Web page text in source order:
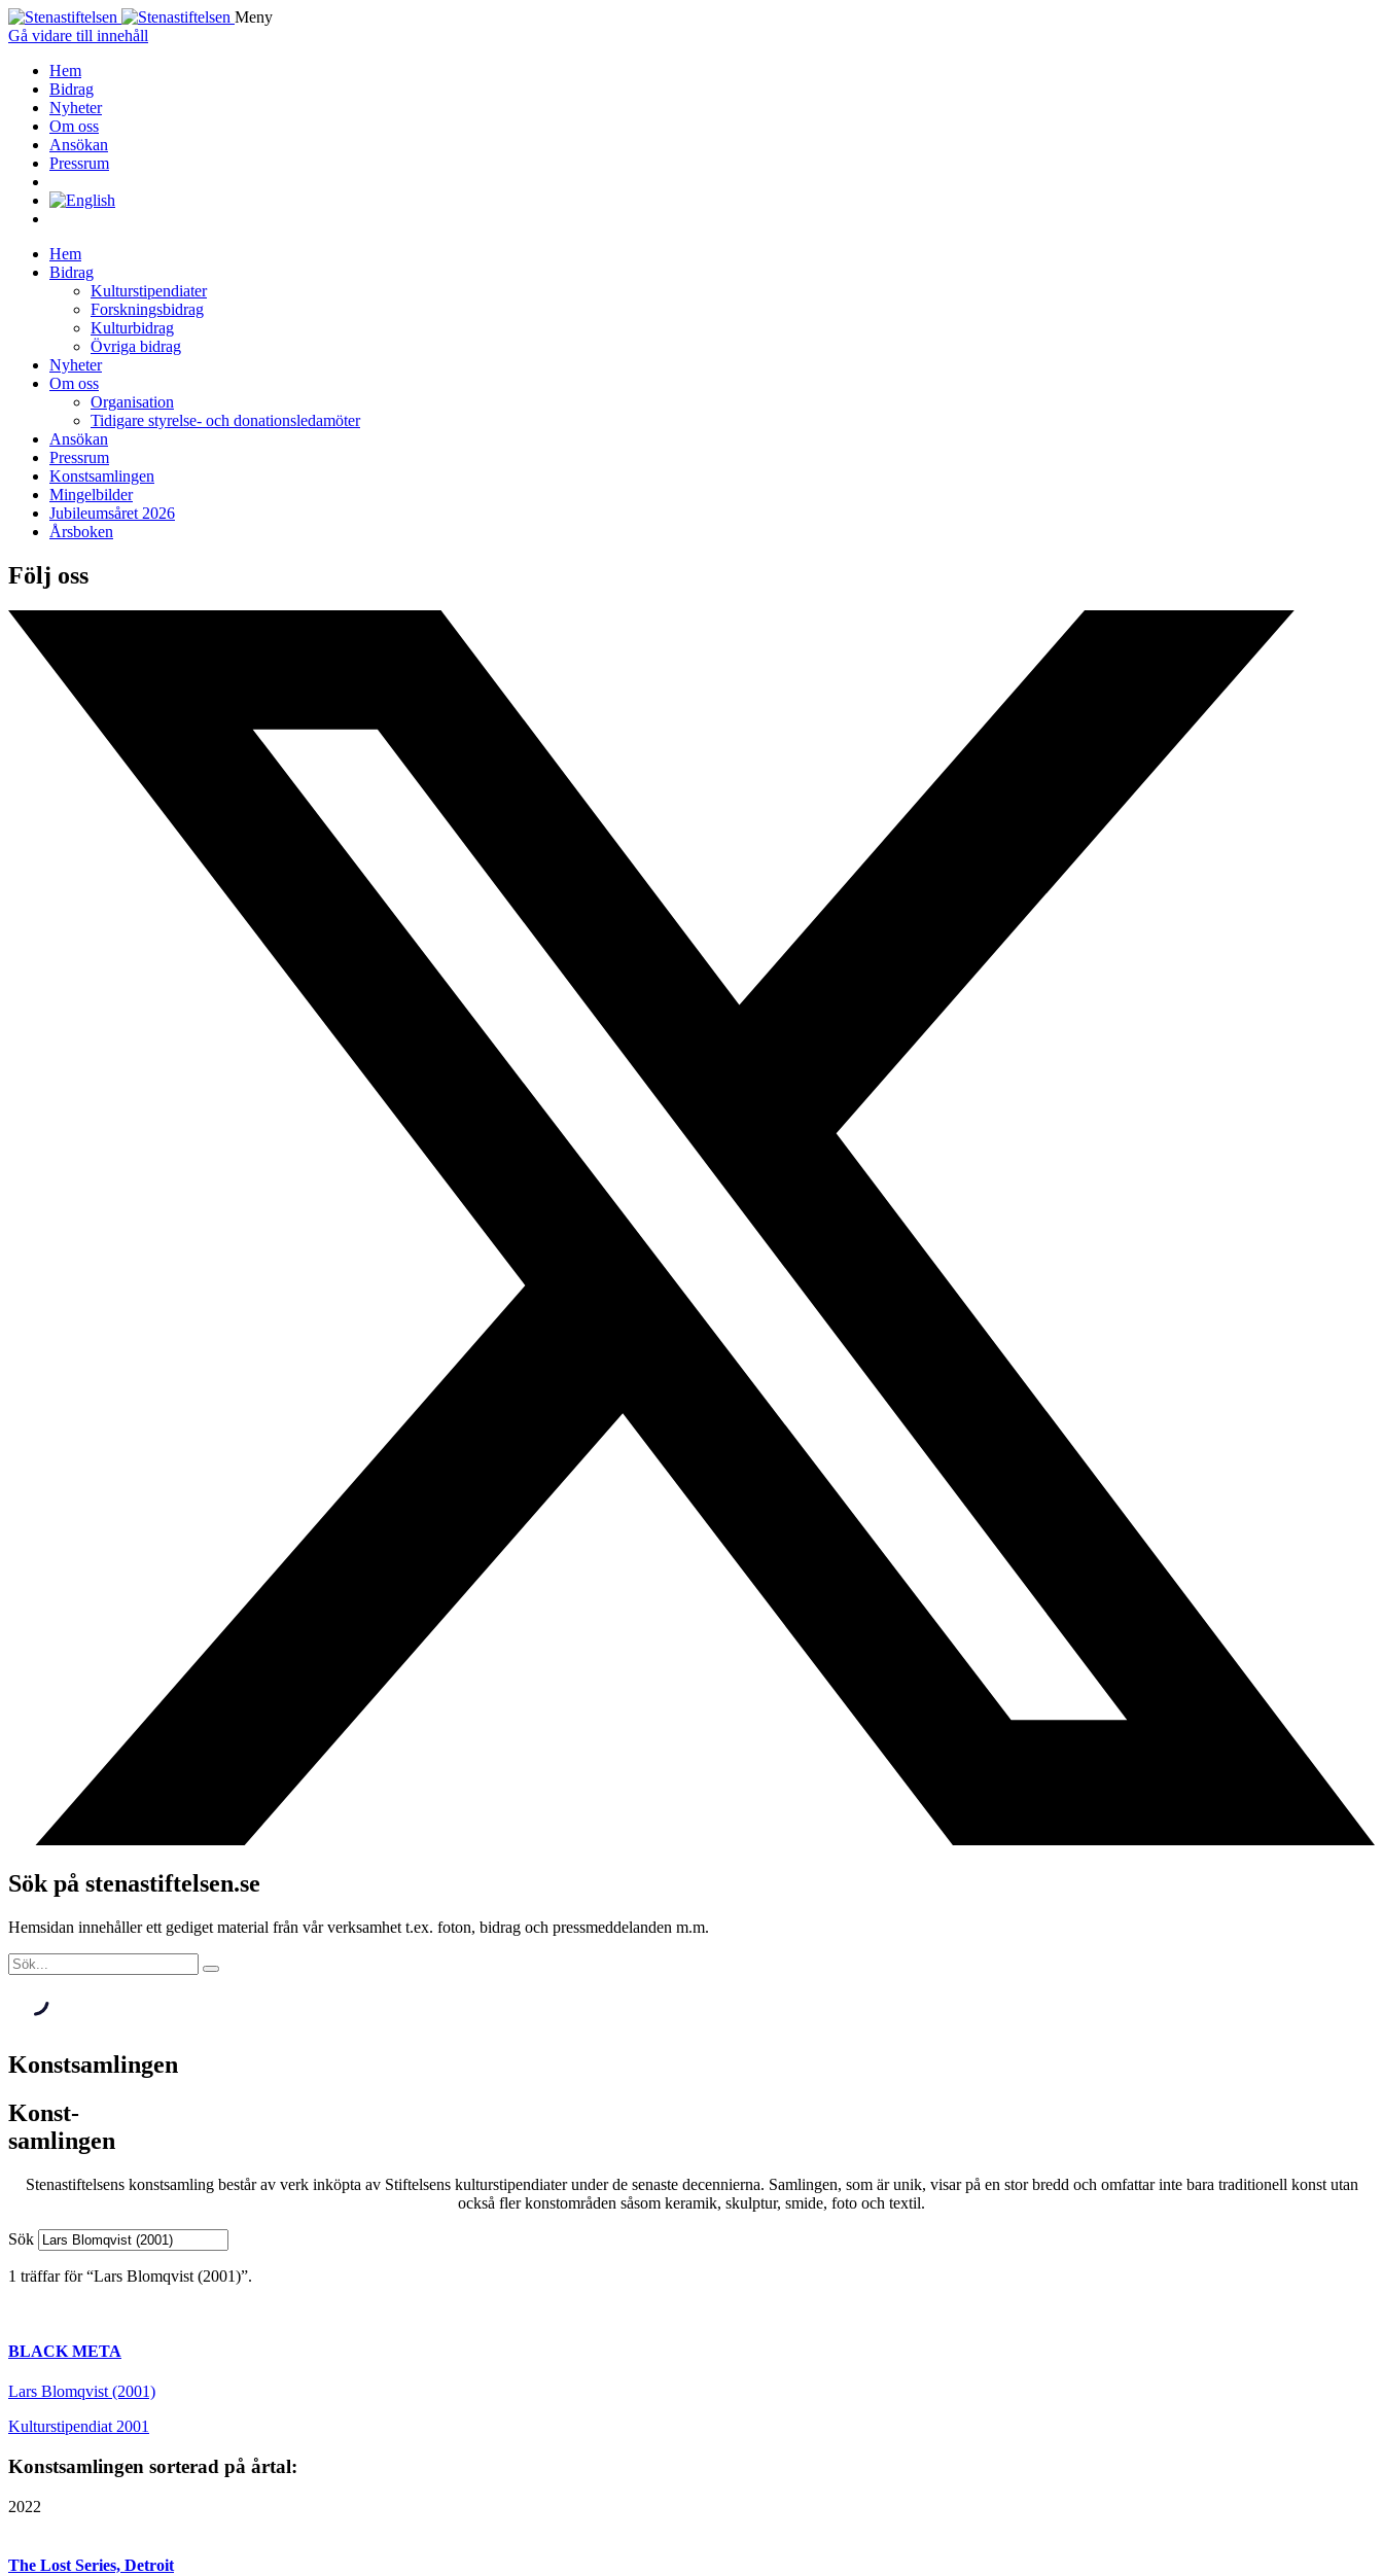
Meny
Gå vidare till innehåll
Hem
Bidrag
Nyheter
Om oss
Ansökan
Pressrum
Hem
Bidrag
Kulturstipendiater
Forskningsbidrag
Kulturbidrag
Övriga bidrag
Nyheter
Om oss
Organisation
Tidigare styrelse- och donationsledamöter
Ansökan
Pressrum
Konstsamlingen
Mingelbilder
Jubileumsåret 2026
Årsboken
Följ oss
Sök på stenastiftelsen.se
Hemsidan innehåller ett gediget material från vår verksamhet t.ex. foton, bidrag och pressmeddelanden m.m.
Konstsamlingen
Konst-
samlingen
Stenastiftelsens konstsamling består av verk inköpta av Stiftelsens kulturstipendiater under de senaste decennierna. Samlingen, som är unik, visar på en stor bredd och omfattar inte bara traditionell konst utan
också fler konstområden såsom keramik, skulptur, smide, foto och textil.
Sök
1 träffar för “Lars Blomqvist (2001)”.
BLACK META
Lars Blomqvist (2001)
Kulturstipendiat 2001
Konstsamlingen sorterad på årtal:
2022
The Lost Series, Detroit